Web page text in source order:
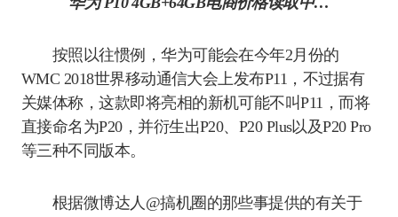
按照以往惯例，华为可能会在今年2月份的
WMC 2018世界移动通信大会上发布P11，不过据有
关媒体称，这款即将亮相的新机可能不叫P11，而将
直接命名为P20，并衍生出P20、P20 Plus以及P20 Pro
等三种不同版本。
根据微博达人@搞机圈的那些事提供的有关于